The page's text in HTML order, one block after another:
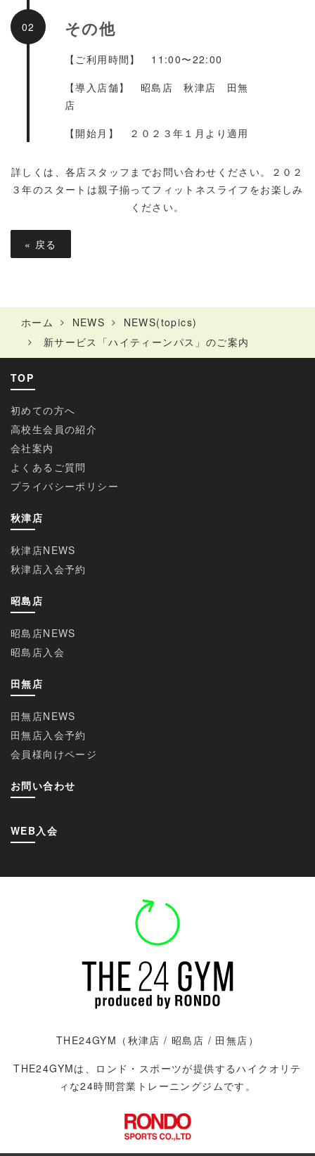
02 その他
【ご利用時間】 11:00〜22:00
【導入店舗】 昭島店 秋津店 田無
店
【開始月】 ２０２３年１月より適用
詳しくは、各店スタッフまでお問い合わせください。２０２
３年のスタートは親子揃ってフィットネスライフをお楽しみ
ください。
« 戻る
ホーム NEWS
NEWS(topics)
新サービス「ハイティーンパス」のご案内
TOP
初めての方へ
高校生会員の紹介
会社案内
よくあるご質問
プライバシーポリシー
秋津店
秋津店NEWS
秋津店入会予約
昭島店
昭島店NEWS
昭島店入会
田無店
田無店NEWS
田無店入会予約
会員様向けページ
お問い合わせ
WEB入会
THE24GYM（ 秋津店 / 昭島店 / 田無店）
THE24GYMは、ロンド・スポーツが提供するハイクオリテ
ィな24時間営業トレーニングジムです。